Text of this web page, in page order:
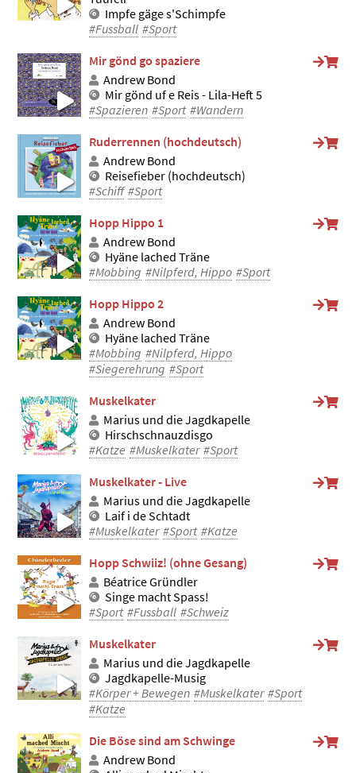
Impfe gäge s'Schimpfe
#Fussball #Sport
Mir gönd go spaziere
Andrew Bond
Mir gönd uf e Reis - Lila-Heft 5
#Spazieren #Sport #Wandern
Ruderrennen (hochdeutsch)
Andrew Bond
Reisefieber (hochdeutsch)
#Schiff #Sport
Hopp Hippo 1
Andrew Bond
Hyäne lached Träne
#Mobbing #Nilpferd, Hippo #Sport
Hopp Hippo 2
Andrew Bond
Hyäne lached Träne
#Mobbing #Nilpferd, Hippo
#Siegerehrung #Sport
Muskelkater
Marius und die Jagdkapelle
Hirschschnauzdisgo
#Katze #Muskelkater #Sport
Muskelkater - Live
Marius und die Jagdkapelle
Laif i de Schtadt
#Muskelkater #Sport #Katze
Hopp Schwiiz! (ohne Gesang)
Béatrice Gründler
Singe macht Spass!
#Sport #Fussball #Schweiz
Muskelkater
Marius und die Jagdkapelle
Jagdkapelle-Musig
#Körper + Bewegen #Muskelkater #Sport
#Katze
Die Böse sind am Schwinge
Andrew Bond